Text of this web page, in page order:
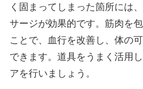
く固まってしまった箇所には
サージが効果的です。筋肉を
ことで、血行を改善し、体の
できます。道具をうまく活用
アを行いましょう。